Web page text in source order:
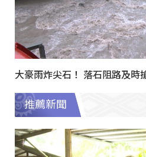
大豪雨炸尖石！ 落石阻路及時
推薦新聞